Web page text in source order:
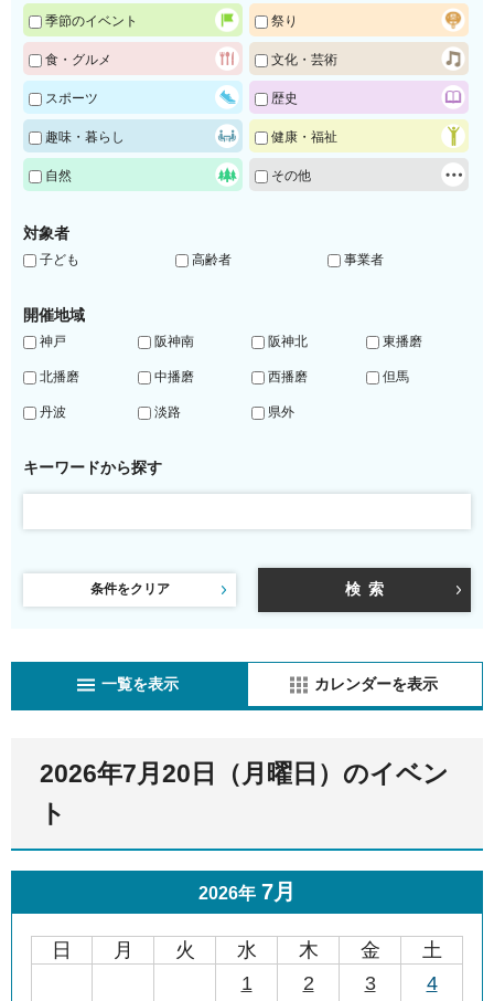
季節のイベント 祭り
食・グルメ 文化・芸術
スポーツ 歴史
趣味・暮らし 健康・福祉
自然 その他
対象者
子ども 高齢者 事業者
開催地域
神戸 阪神南 阪神北 東播磨
北播磨 中播磨 西播磨 但馬
丹波 淡路 県外
キーワードから探す
条件をクリア
一覧を表示 カレンダーを表示
2026年7月20日（月曜日）のイベン
ト
2026年 7月
日 月 火 水 木 金
土
1
2 3
4